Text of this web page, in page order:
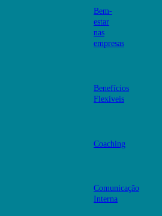
Bem-
estar
nas
empresas
Benefícios
Flexíveis
Coaching
Comunicação
Interna